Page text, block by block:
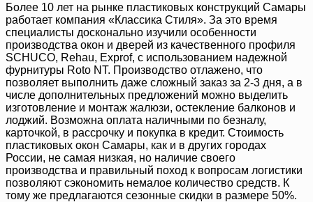
Более 10 лет на рынке пластиковых конструкций Самары
работает компания «Классика Стиля». За это время
специалисты досконально изучили особенности
производства окон и дверей из качественного профиля
SCHUCO, Rehau, Exprof, с использованием надежной
фурнитуры Roto NT. Производство отлажено, что
позволяет выполнить даже сложный заказ за 2-3 дня, а в
числе дополнительных предложений можно выделить
изготовление и монтаж жалюзи, остекление балконов и
лоджий. Возможна оплата наличными по безналу,
карточкой, в рассрочку и покупка в кредит. Стоимость
пластиковых окон Самары, как и в других городах
России, не самая низкая, но наличие своего
производства и правильный поход к вопросам логистики
позволяют сэкономить немалое количество средств. К
тому же предлагаются сезонные скидки в размере 50%.